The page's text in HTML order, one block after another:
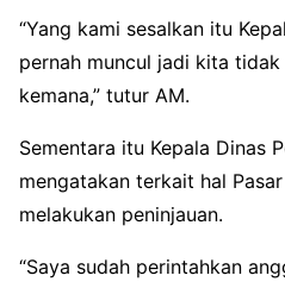
“Yang kami sesalkan itu
pernah muncul jadi kita
kemana,” tutur AM.
Sementara itu Kepala Dinas
mengatakan terkait hal
melakukan peninjauan.
“Saya sudah perintahkan